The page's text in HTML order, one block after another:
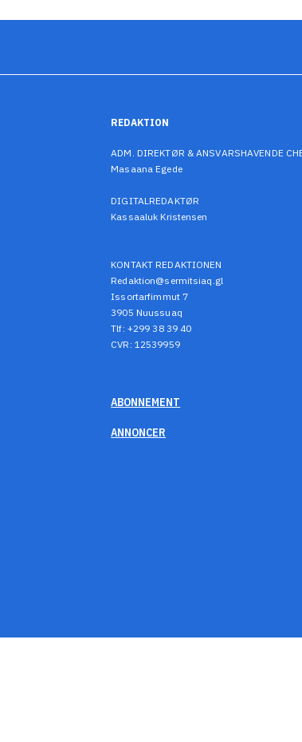
REDAKTION
ADM. DIREKTØR & ANSVARSHAVENDE
Masaana Egede
DIGITALREDAKTØR
Kassaaluk Kristensen
KONTAKT REDAKTIONEN
Redaktion@sermitsiaq.gl
Issortarfimmut 7
3905 Nuussuaq
Tlf: +299 38 39 40
CVR: 12539959
ABONNEMENT
ANNONCER